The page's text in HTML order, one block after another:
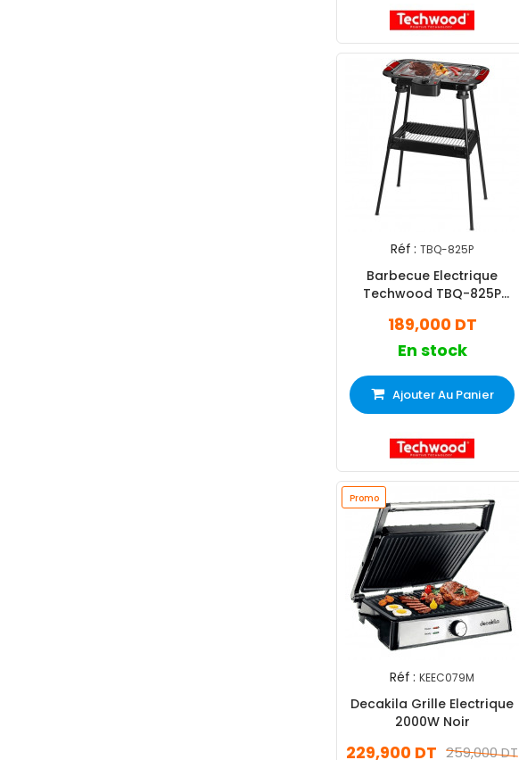
Réf : TBQ-825P
Barbecue Electrique
Techwood TBQ-825P
189,000 DT
En stock
Ajouter Au Panier
Promo
Réf : KEEC079M
Decakila Grille Electrique
2000W Noir
259,000 DT
229,900 DT